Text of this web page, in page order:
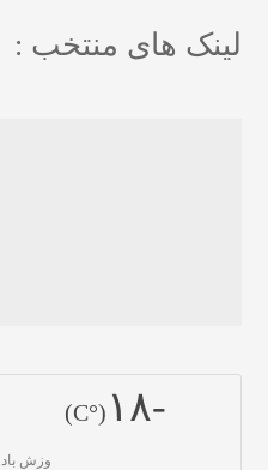
لینک های منتخب :
-١٨ (°C)
وزش باد